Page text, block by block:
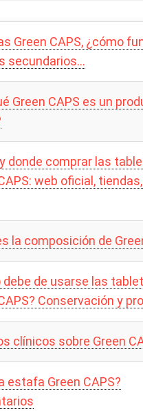
Green CAPS, ¿cómo
secundarios…
Green CAPS es un
donde comprar las
web oficial,
la composición de
debe de usarse las
Conservación y
clínicos sobre Green
estafa Green CAPS?